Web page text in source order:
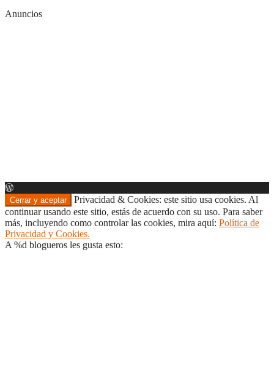
Anuncios
Privacidad & Cookies: este sitio usa cookies. Al
continuar usando este sitio, estás de acuerdo con su uso. Para saber
más, incluyendo como controlar las cookies, mira aquí: Política de
Privacidad y Cookies.
A %d blogueros les gusta esto: